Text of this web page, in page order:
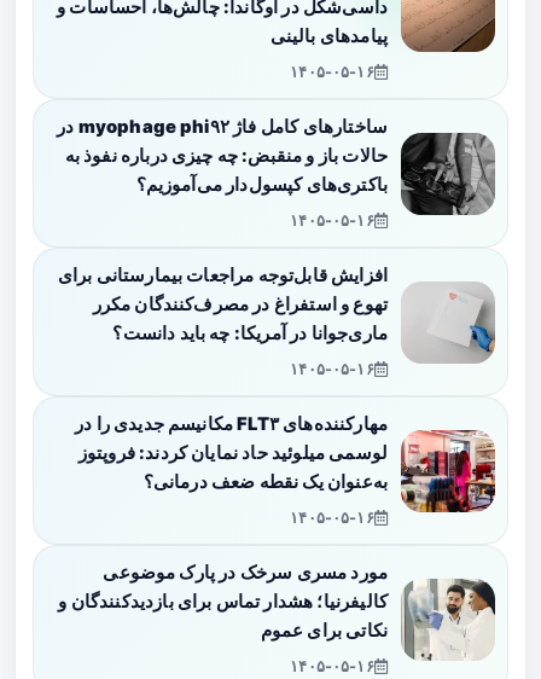
داسی‌شکل در اوگاندا: چالش‌ها، احساسات و
پیامدهای بالینی
۱۴۰۵-۰۵-۱۶
ساختارهای کامل فاژ myophage phi۹۲ در
حالات باز و منقبض: چه چیزی درباره نفوذ به
باکتری‌های کپسول‌دار می‌آموزیم؟
۱۴۰۵-۰۵-۱۶
افزایش قابل‌توجه مراجعات بیمارستانی برای
تهوع و استفراغ در مصرف‌کنندگان مکرر
ماری‌جوانا در آمریکا: چه باید دانست؟
۱۴۰۵-۰۵-۱۶
مهارکننده‌های FLT۳ مکانیسم جدیدی را در
لوسمی میلوئید حاد نمایان کردند: فروپتوز
به‌عنوان یک نقطه ضعف درمانی؟
۱۴۰۵-۰۵-۱۶
مورد مسری سرخک در پارک موضوعی
کالیفرنیا؛ هشدار تماس برای بازدیدکنندگان و
نکاتی برای عموم
۱۴۰۵-۰۵-۱۶